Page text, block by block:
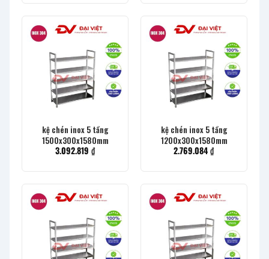
kệ chén inox 5 tầng
1500x300x1580mm
3.092.819 ₫
kệ chén inox 5 tầng
1200x300x1580mm
2.769.084₫